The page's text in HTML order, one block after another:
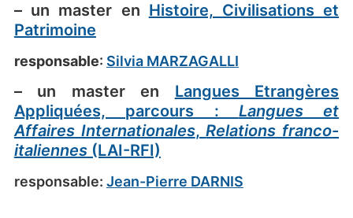
– un master en Histoire, Civilisations et
Patrimoine
responsable: Silvia MARZAGALLI
– un master en Langues Etrangères
Appliquées, parcours : Langues et
Affaires Internationales,Relations franco-
italiennes (LAI-RFI)
responsable: Jean-Pierre DARNIS